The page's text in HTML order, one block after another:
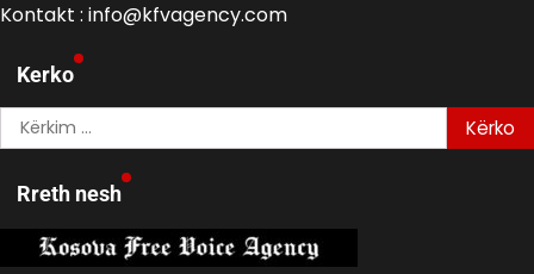
Kontakt : info@kfvagency.com
Kerko
Kërko
për:
Rreth nesh